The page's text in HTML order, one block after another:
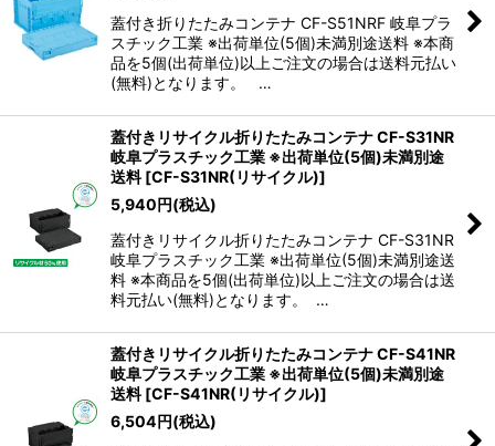
蓋付き折りたたみコンテナ CF-S51NRF 岐阜プラ
スチック工業 ※出荷単位(5個)未満別途送料 ※本商
品を5個(出荷単位)以上ご注文の場合は送料元払い
(無料)となります。 …
蓋付きリサイクル折りたたみコンテナ CF-S31NR
岐阜プラスチック工業 ※出荷単位(5個)未満別途
送料 [CF-S31NR(リサイクル)]
5,940円(税込)
蓋付きリサイクル折りたたみコンテナ CF-S31NR
岐阜プラスチック工業 ※出荷単位(5個)未満別途送
料 ※本商品を5個(出荷単位)以上ご注文の場合は送
料元払い(無料)となります。 …
蓋付きリサイクル折りたたみコンテナ CF-S41NR
岐阜プラスチック工業 ※出荷単位(5個)未満別途
送料 [CF-S41NR(リサイクル)]
6,504円(税込)